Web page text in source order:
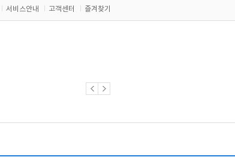
서비스안내 고객센터 즐겨찾기